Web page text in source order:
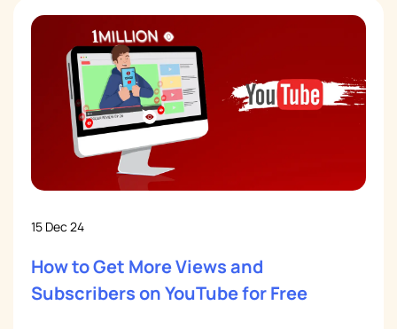
15 Dec 24
How to Get More Views and
Subscribers on YouTube for Free